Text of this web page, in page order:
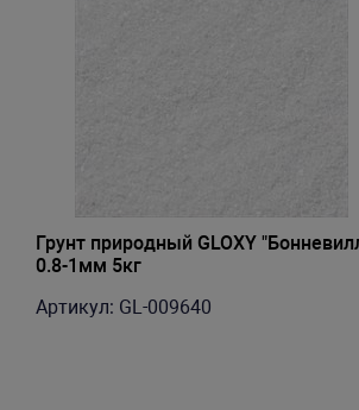
Грунт природный GLOXY
0.8-1мм 5кг
Артикул: GL-009640